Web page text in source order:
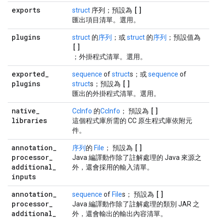
exports struct 序列；預設為 []
匯出項目清單。選用。
plugins struct 的序列 ；或struct 的序列 ；預設值為
[]
；外掛程式清單。選用。
exported_
plugins
sequence ofstructs；或sequence of
structs；預設為 []
匯出的外掛程式清單。選用。
native_
libraries
CcInfo 的CcInfo ； 預設為 []
這個程式庫所需的 CC 原生程式庫依附元
件。
annotation_
processor_
additional_
inputs
序列 的 File ； 預設為 []
Java 編譯動作除了註解處理的 Java 來源之
外，還會採用的輸入清單。
annotation_
processor_
additional_
sequence of Files； 預設為 []
Java 編譯動作除了註解處理的類別 JAR 之
外，還會輸出的輸出內容清單。